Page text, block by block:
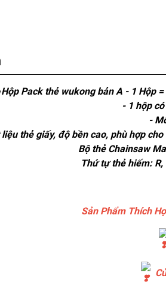
Pack thẻ wukong bản A - 1 Hộp
- 1 hộp
-
liệu thẻ giấy, độ bền cao, phù hợp
Bộ thẻ Chainsaw
Thứ tự thẻ hiếm: R,
Sản Phẩm Thích